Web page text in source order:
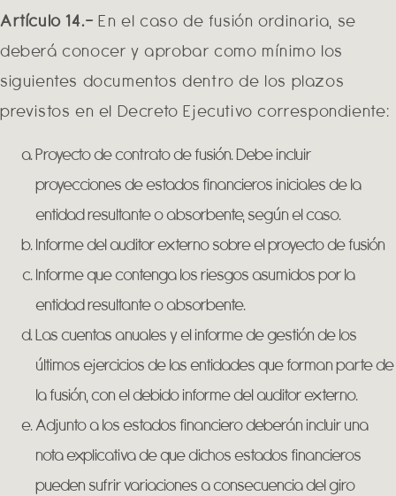
Artículo 14.-En el caso de fusión ordinaria, se
deberá conocer y aprobar como mínimo los
siguientes documentos dentro de los plazos
previstos en el Decreto Ejecutivo correspondiente:
Proyecto de contrato de fusión. Debe incluir
proyecciones de estados financieros iniciales de la
entidad resultante o absorbente, según el caso.
Informe del auditor externo sobre el proyecto de fusión
Informe que contenga los riesgos asumidos por la
entidad resultante o absorbente.
Las cuentas anuales y el informe de gestión de los
últimos ejercicios de las entidades que forman parte de
la fusión, con el debido informe del auditor externo.
Adjunto a los estados financiero deberán incluir una
nota explicativa de que dichos estados financieros
pueden sufrir variaciones a consecuencia del giro